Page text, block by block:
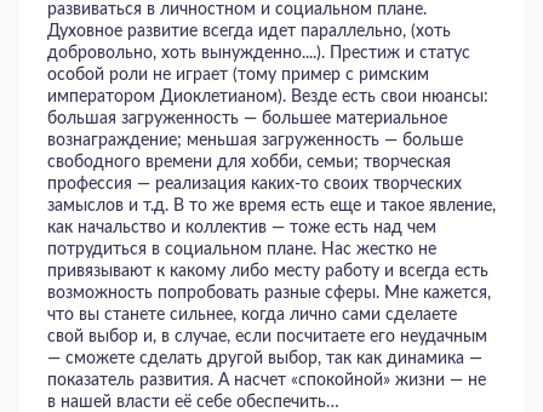
развиваться в личностном и социальном плане.
Духовное развитие всегда идет параллельно, (хоть
добровольно, хоть вынужденно....). Престиж и статус
особой роли не играет (тому пример с римским
императором Диоклетианом). Везде есть свои нюансы:
большая загруженность — большее материальное
вознаграждение; меньшая загруженность — больше
свободного времени для хобби, семьи; творческая
профессия — реализация каких-то своих творческих
замыслов и т.д. В то же время есть еще и такое явление,
как начальство и коллектив — тоже есть над чем
потрудиться в социальном плане. Нас жестко не
привязывают к какому либо месту работу и всегда есть
возможность попробовать разные сферы. Мне кажется,
что вы станете сильнее, когда лично сами сделаете
свой выбор и, в случае, если посчитаете его неудачным
— сможете сделать другой выбор, так как динамика —
показатель развития. А насчет «спокойной» жизни — не
в нашей власти её себе обеспечить…